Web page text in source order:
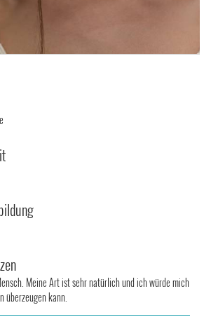
Meine Art ist sehr natürlich und ich würde mich
überzeugen kann.